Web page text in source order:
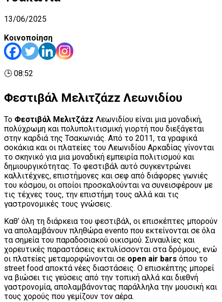
13/06/2025
Κοινοποίηση
🕒 08:52
Φεστιβάλ Μελιτζάzz Λεωνιδίου
Το Φεστιβάλ Μελιτζάzz Λεωνιδίου είναι μια μοναδική,
πολύχρωμη και πολυπολιτισμική γιορτή που διεξάγεται
στην καρδιά της Τσακωνιάς. Από το 2011, τα γραφικά
σοκάκια και οι πλατείες του Λεωνιδίου Αρκαδίας γίνονται
το σκηνικό για μια μοναδική εμπειρία πολιτισμού και
δημιουργικότητας. Το φεστιβάλ αυτό συγκεντρώνει
καλλιτέχνες, επιστήμονες και σεφ από διάφορες γωνιές
του κόσμου, οι οποίοι προσκαλούνται να συνεισφέρουν με
τις τέχνες τους, την επιστήμη τους αλλά και τις
γαστρονομικές τους γνώσεις.
Καθ’ όλη τη διάρκεια του φεστιβάλ, οι επισκέπτες μπορούν
να απολαμβάνουν πληθώρα evento που εκτείνονται σε όλα
τα σημεία του παραδοσιακού οικισμού. Συναυλίες και
χορευτικές παραστάσεις εκτυλίσσονται στα δρόμους, ενώ
οι πλατείες μεταμορφώνονται σε open air bars όπου το
street food αποκτά νέες διαστάσεις. Ο επισκέπτης μπορεί
να βιώσει τις γεύσεις από την τοπική αλλά και διεθνή
γαστρονομία, απολαμβάνοντας παράλληλα την μουσική και
τους χορούς που γεμίζουν τον αέρα.